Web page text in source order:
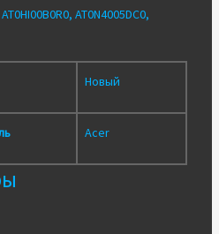
AT0N4005DC0,
Новый
Acer